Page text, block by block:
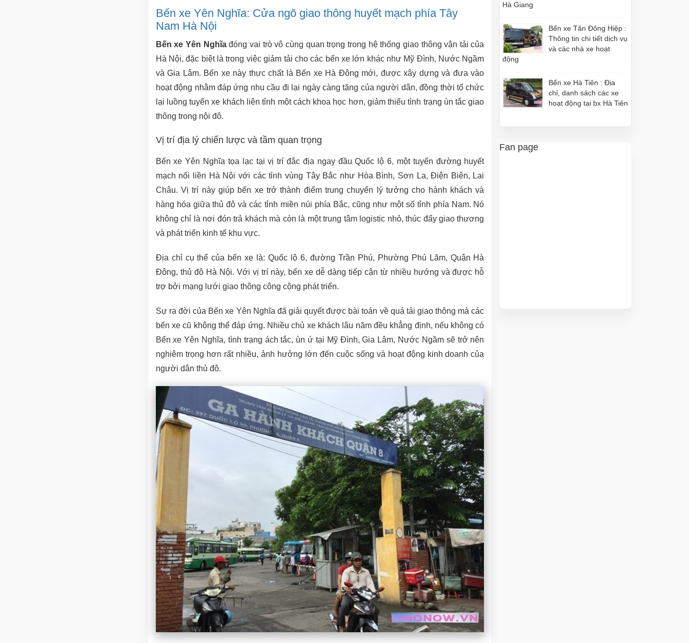
Bến xe Yên Nghĩa: Cửa ngõ giao thông huyết mạch phía Tây
Nam Hà Nội
Bến xe Yên Nghĩađóng vai trò vô cùng quan trọng trong hệ thống giao thông vận tải của
Hà Nội, đặc biệt là trong việc giảm tải cho các bến xe lớn khác như Mỹ Đình, Nước Ngầm
và Gia Lâm. Bến xe này thực chất là Bến xe Hà Đông mới, được xây dựng và đưa vào
hoạt động nhằm đáp ứng nhu cầu đi lại ngày càng tăng của người dân, đồng thời tổ chức
lại luồng tuyến xe khách liên tỉnh một cách khoa học hơn, giảm thiểu tình trạng ùn tắc giao
thông trong nội đô.
Vị trí địa lý chiến lược và tầm quan trọng
Bến xe Yên Nghĩa tọa lạc tại vị trí đắc địa ngay đầu Quốc lộ 6, một tuyến đường huyết
mạch nối liền Hà Nội với các tỉnh vùng Tây Bắc như Hòa Bình, Sơn La, Điện Biên, Lai
Châu. Vị trí này giúp bến xe trở thành điểm trung chuyển lý tưởng cho hành khách và
hàng hóa giữa thủ đô và các tỉnh miền núi phía Bắc, cũng như một số tỉnh phía Nam. Nó
không chỉ là nơi đón trả khách mà còn là một trung tâm logistic nhỏ, thúc đẩy giao thương
và phát triển kinh tế khu vực.
Địa chỉ cụ thể của bến xe là: Quốc lộ 6, đường Trần Phú, Phường Phú Lãm, Quận Hà
Đông, thủ đô Hà Nội. Với vị trí này, bến xe dễ dàng tiếp cận từ nhiều hướng và được hỗ
trợ bởi mạng lưới giao thông công cộng phát triển.
Sự ra đời của Bến xe Yên Nghĩa đã giải quyết được bài toán về quá tải giao thông mà các
bến xe cũ không thể đáp ứng. Nhiều chủ xe khách lâu năm đều khẳng định, nếu không có
Bến xe Yên Nghĩa, tình trạng ách tắc, ùn ứ tại Mỹ Đình, Gia Lâm, Nước Ngầm sẽ trở nên
nghiêm trọng hơn rất nhiều, ảnh hưởng lớn đến cuộc sống và hoạt động kinh doanh của
người dân thủ đô.
Hà Giang
Bến xe Tân Đông Hiệp :
Thông tin chi tiết dịch vụ
và các nhà xe hoạt
động
Bến xe Hà Tiên : Địa
chỉ, danh sách các xe
hoạt động tại bx Hà Tiên
Fan page